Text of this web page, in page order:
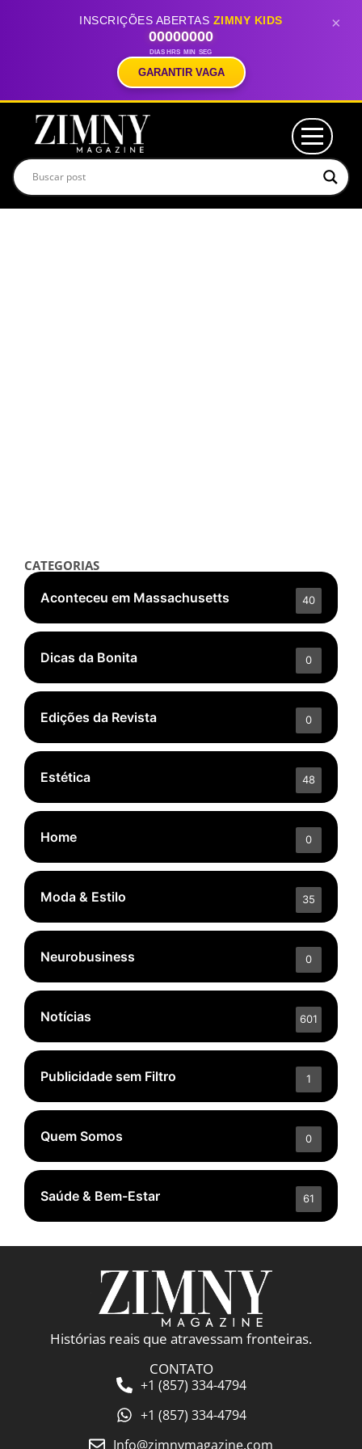
INSCRIÇÕES ABERTAS ZIMNY KIDS
00
DIAS
00
HRS
00
MIN
00
SEG
GARANTIR VAGA
×
CATEGORIAS
Aconteceu em Massachusetts
40
Dicas da Bonita 0
Edições da Revista 0
Estética 48
Home 0
Moda & Estilo 35
Neurobusiness 0
Notícias 601
Publicidade sem Filtro 1
Quem Somos 0
Saúde & Bem-Estar 61
Histórias reais que atravessam fronteiras.
CONTATO
+1 (857) 334-4794
+1 (857) 334-4794
Info@zimnymagazine.com